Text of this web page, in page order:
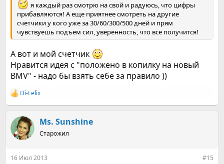
я каждый раз смотрю на свой и радуюсь, что цифры
прибавляются! А еще приятнее смотреть на другие
счетчики у кого уже за 30/60/300/500 дней и прям
чувствуешь подъем сил, уверенность, что все получится!
А вот и мой счетчик
Нравится идея с "положено в копилку на новый
BMV" - надо бы взять себе за правило ))
Р
е
к
ц
и
Di-Felix
Ms. Sunshine
Старожил
16 Июл 2013 #15